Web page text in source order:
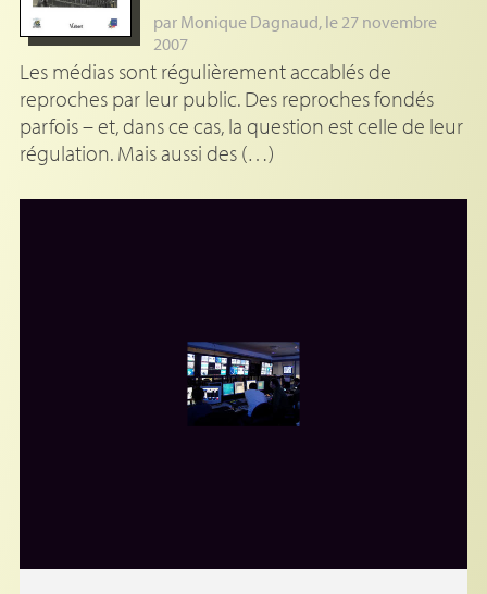
par Monique Dagnaud, le 27 novembre
2007
Les médias sont régulièrement accablés de
reproches par leur public. Des reproches fondés
parfois – et, dans ce cas, la question est celle de leur
régulation. Mais aussi des (…)